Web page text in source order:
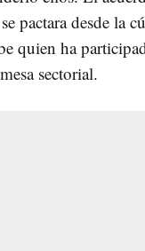
pactara desde la
quien ha
sectorial.